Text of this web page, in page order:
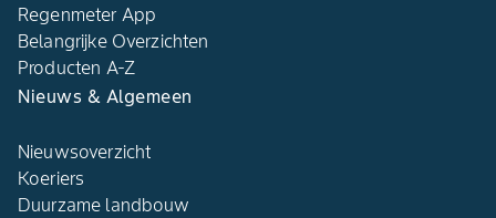
Regenmeter App
Belangrijke Overzichten
Producten A-Z
Nieuws & Algemeen
Nieuwsoverzicht
Koeriers
Duurzame landbouw